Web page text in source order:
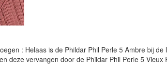
: Helaas is de Phildar Phil Perle 5 Ambre bij de
deze vervangen door de Phildar Phil Perle 5 Vieux